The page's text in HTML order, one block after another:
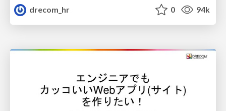
drecom_hr
0 94k